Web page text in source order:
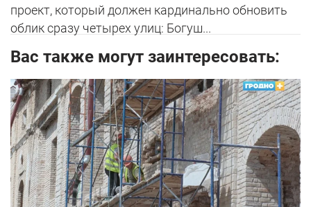
проект, который должен кардинально обновить
облик сразу четырех улиц: Богуш...
Вас также могут заинтересовать: